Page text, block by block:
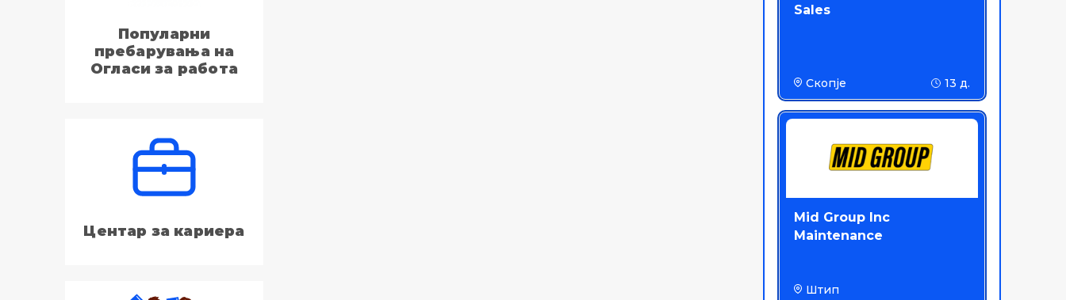
Популарни
пребарувања на
Огласи за работа
Центар за кариера
Sales
Скопје 13 д.
Mid Group Inc
Maintenance
Штип